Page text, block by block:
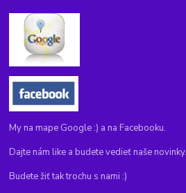
My na mape Google :) a na Facebooku.
Dajte nám like a budete vedieť naše novinky.
Budete žiť tak trochu s nami :)